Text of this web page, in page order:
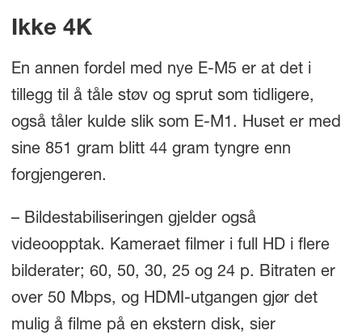
Ikke 4K
En annen fordel med nye E-M5 er at det i
tillegg til å tåle støv og sprut som tidligere,
også tåler kulde slik som E-M1. Huset er med
sine 851 gram blitt 44 gram tyngre enn
forgjengeren.
– Bildestabiliseringen gjelder også
videoopptak. Kameraet filmer i full HD i flere
bilderater; 60, 50, 30, 25 og 24 p. Bitraten er
over 50 Mbps, og HDMI-utgangen gjør det
mulig å filme på en ekstern disk, sier